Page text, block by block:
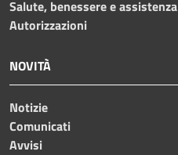
Salute, benessere e assistenza
Autorizzazioni
NOVITÀ
Notizie
Comunicati
Avvisi